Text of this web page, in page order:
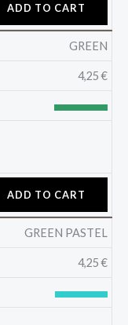
ADD TO CART
GREEN
4,25€
ADD TO CART
GREEN PASTEL
4,25€